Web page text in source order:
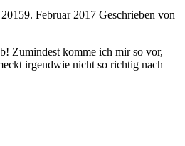
9. Februar 2017 Geschrieben von
Zumindest komme ich mir so vor,
irgendwie nicht so richtig nach